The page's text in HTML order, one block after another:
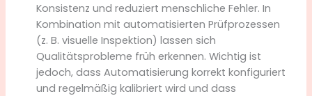
Konsistenz und reduziert menschliche Fehler. In
Kombination mit automatisierten Prüfprozessen
(z. B. visuelle Inspektion) lassen sich
Qualitätsprobleme früh erkennen. Wichtig ist
jedoch, dass Automatisierung korrekt konfiguriert
und regelmäßig kalibriert wird und dass